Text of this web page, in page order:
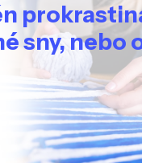
sny, nebo